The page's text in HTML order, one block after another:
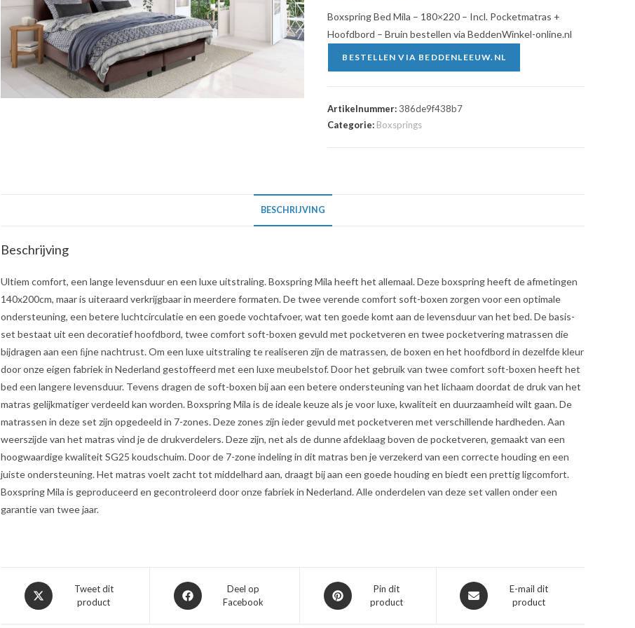
Boxspring Bed Mila – 180×220 – Incl. Pocketmatras +
Hoofdbord – Bruin bestellen via BeddenWinkel-online.nl
BESTELLEN VIA BEDDENLEEUW.NL
Artikelnummer: 386de9f438b7
Categorie: Boxsprings
BESCHRIJVING
Beschrijving
Ultiem comfort, een lange levensduur en een luxe uitstraling. Boxspring Mila heeft het allemaal. Deze boxspring heeft de afmetingen
140x200cm, maar is uiteraard verkrijgbaar in meerdere formaten. De twee verende comfort soft-boxen zorgen voor een optimale
ondersteuning, een betere luchtcirculatie en een goede vochtafvoer, wat ten goede komt aan de levensduur van het bed. De basis-
set bestaat uit een decoratief hoofdbord, twee comfort soft-boxen gevuld met pocketveren en twee pocketvering matrassen die
bijdragen aan een ﬁjne nachtrust. Om een luxe uitstraling te realiseren zijn de matrassen, de boxen en het hoofdbord in dezelfde kleur
door onze eigen fabriek in Nederland gestoffeerd met een luxe meubelstof. Door het gebruik van twee comfort soft-boxen heeft het
bed een langere levensduur. Tevens dragen de soft-boxen bij aan een betere ondersteuning van het lichaam doordat de druk van het
matras gelijkmatiger verdeeld kan worden. Boxspring Mila is de ideale keuze als je voor luxe, kwaliteit en duurzaamheid wilt gaan. De
matrassen in deze set zijn opgedeeld in 7-zones. Deze zones zijn ieder gevuld met pocketveren met verschillende hardheden. Aan
weerszijde van het matras vind je de drukverdelers. Deze zijn, net als de dunne afdeklaag boven de pocketveren, gemaakt van een
hoogwaardige kwaliteit SG25 koudschuim. Door de 7-zone indeling in dit matras ben je verzekerd van een correcte houding en een
juiste ondersteuning. Het matras voelt zacht tot middelhard aan, draagt bij aan een goede houding en biedt een prettig ligcomfort.
Boxspring Mila is geproduceerd en gecontroleerd door onze fabriek in Nederland. Alle onderdelen van deze set vallen onder een
garantie van twee jaar.
Opent
in
Tweet dit
product
Opent
in
Deel op
Facebook
Opent
in
Pin dit
product
Opent
in
E-mail dit
product